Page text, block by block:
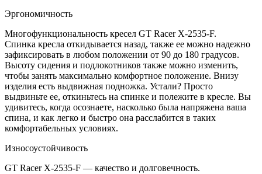
Эргономичность
Многофункциональность кресел GT Racer X-2535-F.
Спинка кресла откидывается назад, также ее можно надежно
зафиксировать в любом положении от 90 до 180 градусов.
Высоту сидения и подлокотников также можно изменить,
чтобы занять максимально комфортное положение. Внизу
изделия есть выдвижная подножка. Устали? Просто
выдвиньте ее, откиньтесь на спинке и полежите в кресле. Вы
удивитесь, когда осознаете, насколько была напряжена ваша
спина, и как легко и быстро она расслабится в таких
комфортабельных условиях.
Износоустойчивость
GT Racer X-2535-F — качество и долговечность.